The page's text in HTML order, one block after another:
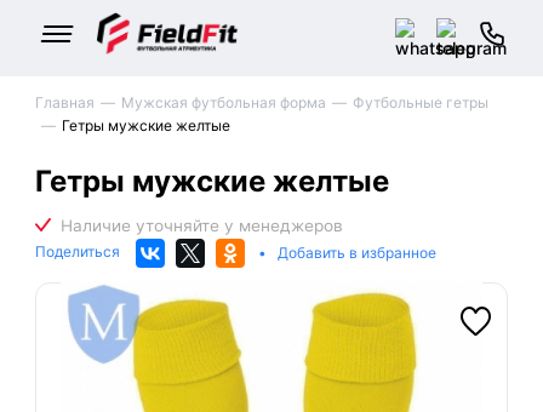
Главная Мужская футбольная форма
Футбольные гетры
Гетры мужские желтые
Гетры мужские желтые
Поделиться • Добавить в избранное